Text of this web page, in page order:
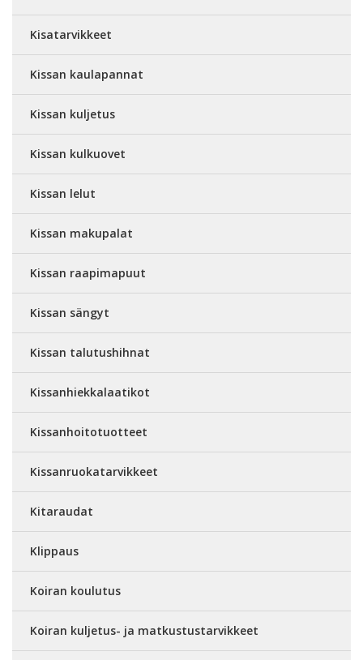
Kisatarvikkeet
Kissan kaulapannat
Kissan kuljetus
Kissan kulkuovet
Kissan lelut
Kissan makupalat
Kissan raapimapuut
Kissan sängyt
Kissan talutushihnat
Kissanhiekkalaatikot
Kissanhoitotuotteet
Kissanruokatarvikkeet
Kitaraudat
Klippaus
Koiran koulutus
Koiran kuljetus- ja matkustustarvikkeet